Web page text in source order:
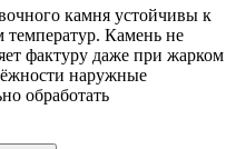
камня устойчивы к
температур. Камень не
фактуру даже при жарком
наружные
обработать